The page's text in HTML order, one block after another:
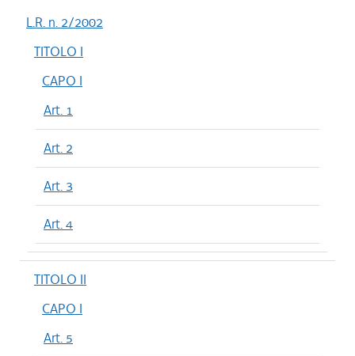
L.R. n. 2/2002
TITOLO I
CAPO I
Art. 1
Art. 2
Art. 3
Art. 4
TITOLO II
CAPO I
Art. 5